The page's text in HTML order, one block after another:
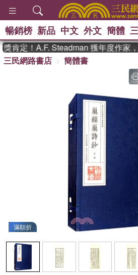
、
國
念華
孩：黎曼猜想
暢銷榜 新品 中文 外文 簡體
肯定！A.F. Steadman 獲年度作家，
三民網路書店
簡體書
滿額折